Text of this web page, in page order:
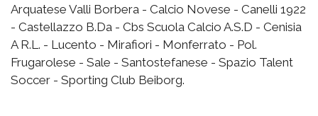
Arquatese Valli Borbera - Calcio Novese - Canelli 1922
- Castellazzo B.Da - Cbs Scuola Calcio A.S.D - Cenisia
A R.L. - Lucento - Mirafiori - Monferrato - Pol.
Frugarolese - Sale - Santostefanese - Spazio Talent
Soccer - Sporting Club Beiborg.